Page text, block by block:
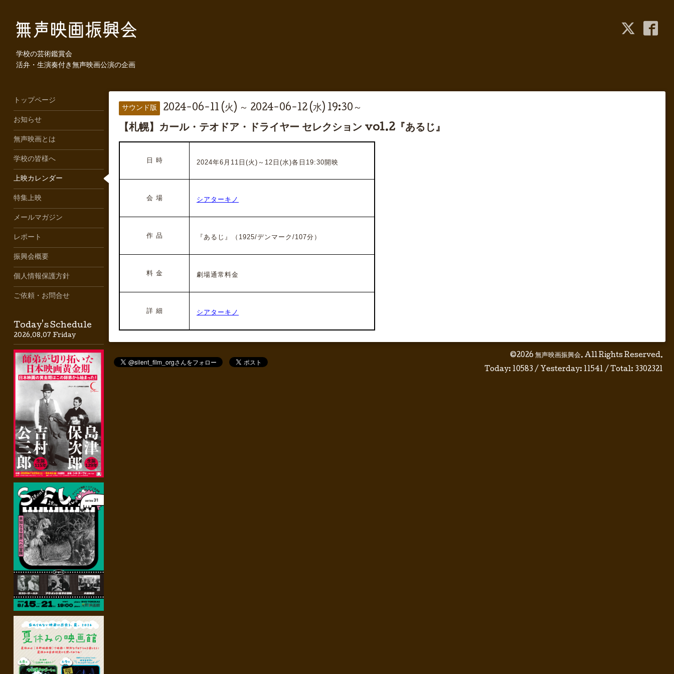
学校の芸術鑑賞会
活弁・生演奏付き無声映画公演の企画
サウンド版 2024-06-11 (火) ～ 2024-06-12 (水) 19:30～
【札幌】カール・テオドア・ドライヤー セレクション vol.2『あるじ』
日 時 2024年6月11日(火)～12日(水)各日19:30開映
会 場 シアターキノ
作 品 『あるじ』（1925/デンマーク/107分）
料 金 劇場通常料金
詳 細 シアターキノ
©2026 無声映画振興会. All Rights Reserved.
Today: 10583 / Yesterday: 11541 / Total: 3302321
トップページ
お知らせ
無声映画とは
学校の皆様へ
上映カレンダー
特集上映
メールマガジン
レポート
振興会概要
個人情報保護方針
ご依頼・お問合せ
Today's Schedule
2026.08.07 Friday